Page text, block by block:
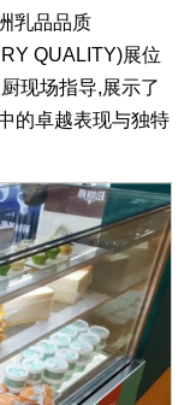
乳品品质
QUALITY)展位
现场指导,展示了
的卓越表现与独特